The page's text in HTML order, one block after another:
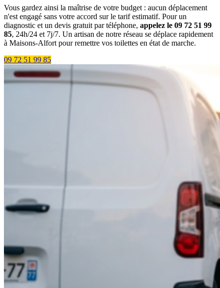
Vous gardez ainsi la maîtrise de votre budget : aucun déplacement
n'est engagé sans votre accord sur le tarif estimatif. Pour un
diagnostic et un devis gratuit par téléphone, appelez le 09 72 51 99
85, 24h/24 et 7j/7. Un artisan de notre réseau se déplace rapidement
à Maisons-Alfort pour remettre vos toilettes en état de marche.
09 72 51 99 85